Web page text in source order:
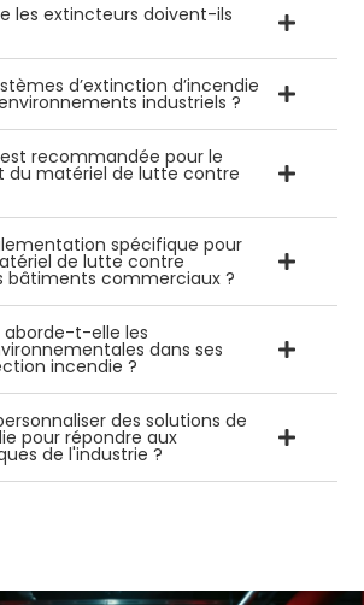
les extincteurs doivent-ils
d’extinction d’incendie
industriels ?
recommandée pour le
du matériel de lutte contre
spécifique pour
de lutte contre
bâtiments commerciaux ?
aborde-t-elle les
dans ses
incendie ?
des solutions de
pour répondre aux
de l'industrie ?